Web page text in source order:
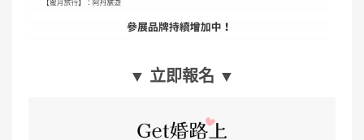
▼ 立即報名 ▼